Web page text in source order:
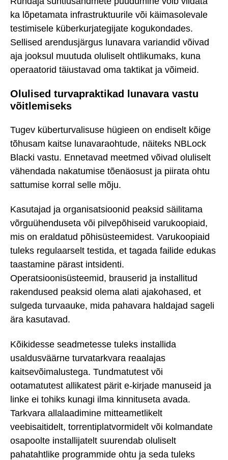
ka lõpetamata infrastruktuurile või käimasolevale
testimisele küberkurjategijate kogukondades.
Sellised arendusjärgus lunavara variandid võivad
aja jooksul muutuda oluliselt ohtlikumaks, kuna
operaatorid täiustavad oma taktikat ja võimeid.
Olulised turvapraktikad lunavara vastu
võitlemiseks
Tugev küberturvalisuse hügieen on endiselt kõige
tõhusam kaitse lunavaraohtude, näiteks NBLock
Blacki vastu. Ennetavad meetmed võivad oluliselt
vähendada nakatumise tõenäosust ja piirata ohtu
sattumise korral selle mõju.
Kasutajad ja organisatsioonid peaksid säilitama
võrguühenduseta või pilvepõhiseid varukoopiaid,
mis on eraldatud põhisüsteemidest. Varukoopiaid
tuleks regulaarselt testida, et tagada failide edukas
taastamine pärast intsidenti.
Operatsioonisüsteemid, brauserid ja installitud
rakendused peaksid olema alati ajakohased, et
sulgeda turvaauke, mida pahavara haldajad sageli
ära kasutavad.
Kõikidesse seadmetesse tuleks installida
usaldusväärne turvatarkvara reaalajas
kaitsevõimalustega. Tundmatutest või
ootamatutest allikatest pärit e-kirjade manuseid ja
linke ei tohiks kunagi ilma kinnituseta avada.
Tarkvara allalaadimine mitteametlikelt
veebisaitidelt, torrentiplatvormidelt või kolmandate
osapoolte installijatelt suurendab oluliselt
pahatahtlike programmide ohtu ja seda tuleks